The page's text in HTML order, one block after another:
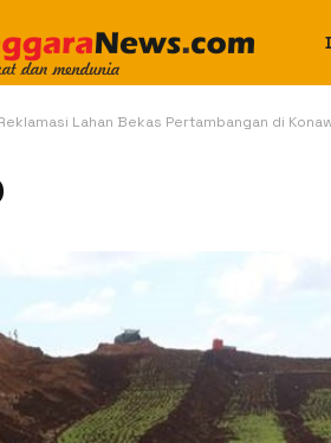
Reklamasi Lahan Bekas Pertambangan di